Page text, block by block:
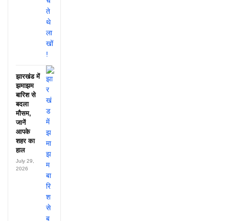
झारखंड में
झमाझम
बारिश से
बदला
मौसम,
जानें
आपके
शहर का
हाल
July 29,
2026